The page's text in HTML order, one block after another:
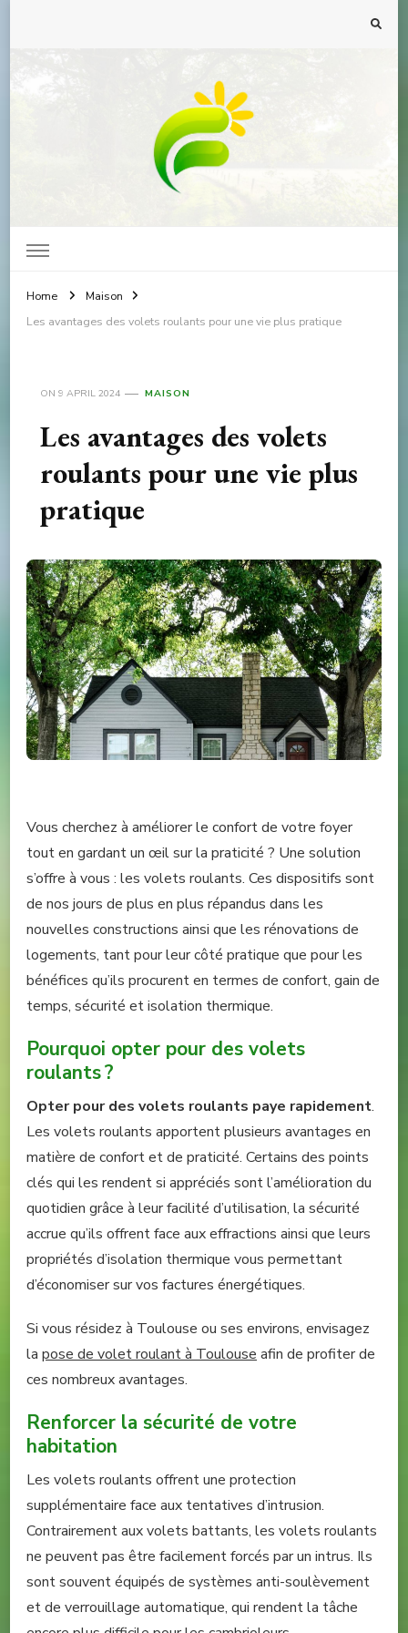
Home
Maison
Les avantages des volets roulants pour une vie plus pratique
ON 9 APRIL 2024 MAISON
Les avantages des volets
roulants pour une vie plus
pratique
Vous cherchez à améliorer le confort de votre foyer
tout en gardant un œil sur la praticité ? Une solution
s’offre à vous : les volets roulants. Ces dispositifs sont
de nos jours de plus en plus répandus dans les
nouvelles constructions ainsi que les rénovations de
logements, tant pour leur côté pratique que pour les
bénéfices qu’ils procurent en termes de confort, gain de
temps, sécurité et isolation thermique.
Pourquoi opter pour des volets
roulants ?
Opter pour des volets roulants paye rapidement.
Les volets roulants apportent plusieurs avantages en
matière de confort et de praticité. Certains des points
clés qui les rendent si appréciés sont l’amélioration du
quotidien grâce à leur facilité d’utilisation, la sécurité
accrue qu’ils offrent face aux effractions ainsi que leurs
propriétés d’isolation thermique vous permettant
d’économiser sur vos factures énergétiques.
Si vous résidez à Toulouse ou ses environs, envisagez
la pose de volet roulant à Toulouse afin de profiter de
ces nombreux avantages.
Renforcer la sécurité de votre
habitation
Les volets roulants offrent une protection
supplémentaire face aux tentatives d’intrusion.
Contrairement aux volets battants, les volets roulants
ne peuvent pas être facilement forcés par un intrus. Ils
sont souvent équipés de systèmes anti-soulèvement
et de verrouillage automatique, qui rendent la tâche